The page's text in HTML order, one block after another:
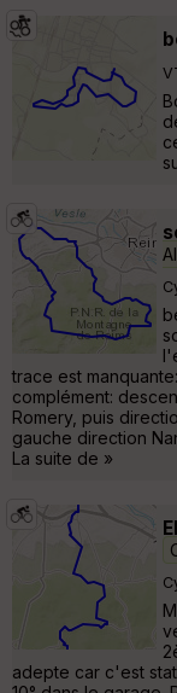
trace est
complément:
Romery, puis
gauche direction
La suite de »
adepte car c'est